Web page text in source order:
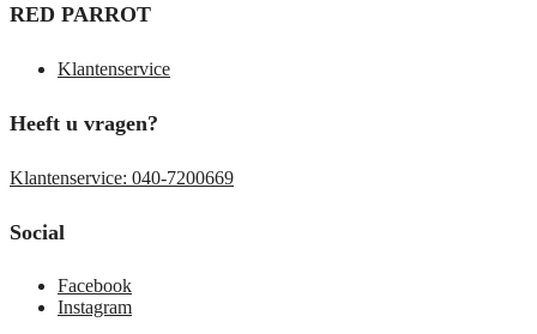
RED PARROT
Klantenservice
Heeft u vragen?
Klantenservice: 040-7200669
Social
Facebook
Instagram